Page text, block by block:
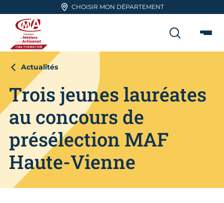
Aller en haut de pageCHOISIR MON DÉPARTEMENT
CMA FORMATION
Actualités
Trois jeunes lauréates
au concours de
présélection MAF
Haute-Vienne